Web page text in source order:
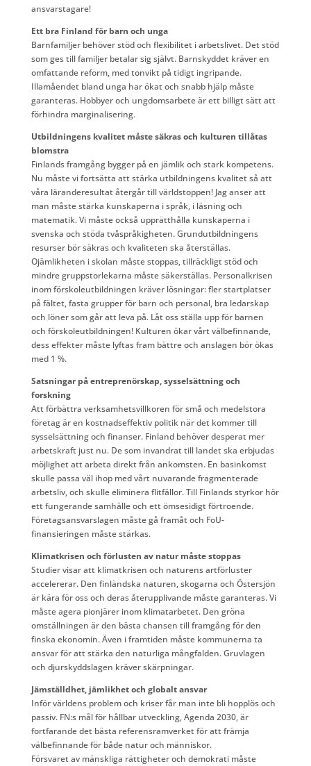
ansvarstagare!
Ett bra Finland för barn och unga
Barnfamiljer behöver stöd och flexibilitet i arbetslivet. Det stöd
som ges till familjer betalar sig självt. Barnskyddet kräver en
omfattande reform, med tonvikt på tidigt ingripande.
Illamåendet bland unga har ökat och snabb hjälp måste
garanteras. Hobbyer och ungdomsarbete är ett billigt sätt att
förhindra marginalisering.
Utbildningens kvalitet måste säkras och kulturen tillåtas
blomstra
Finlands framgång bygger på en jämlik och stark kompetens.
Nu måste vi fortsätta att stärka utbildningens kvalitet så att
våra läranderesultat återgår till världstoppen! Jag anser att
man måste stärka kunskaperna i språk, i läsning och
matematik. Vi måste också upprätthålla kunskaperna i
svenska och stöda tvåspråkigheten. Grundutbildningens
resurser bör säkras och kvaliteten ska återställas.
Ojämlikheten i skolan måste stoppas, tillräckligt stöd och
mindre gruppstorlekarna måste säkerställas. Personalkrisen
inom förskoleutbildningen kräver lösningar: fler startplatser
på fältet, fasta grupper för barn och personal, bra ledarskap
och löner som går att leva på. Låt oss ställa upp för barnen
och förskoleutbildningen! Kulturen ökar vårt välbefinnande,
dess effekter måste lyftas fram bättre och anslagen bör ökas
med 1 %.
Satsningar på entreprenörskap, sysselsättning och
forskning
Att förbättra verksamhetsvillkoren för små och medelstora
företag är en kostnadseffektiv politik när det kommer till
sysselsättning och finanser. Finland behöver desperat mer
arbetskraft just nu. De som invandrat till landet ska erbjudas
möjlighet att arbeta direkt från ankomsten. En basinkomst
skulle passa väl ihop med vårt nuvarande fragmenterade
arbetsliv, och skulle eliminera flitfällor. Till Finlands styrkor hör
ett fungerande samhälle och ett ömsesidigt förtroende.
Företagsansvarslagen måste gå framåt och FoU-
finansieringen måste stärkas.
Klimatkrisen och förlusten av natur måste stoppas
Studier visar att klimatkrisen och naturens artförluster
accelererar. Den finländska naturen, skogarna och Östersjön
är kära för oss och deras återupplivande måste garanteras. Vi
måste agera pionjärer inom klimatarbetet. Den gröna
omställningen är den bästa chansen till framgång för den
finska ekonomin. Även i framtiden måste kommunerna ta
ansvar för att stärka den naturliga mångfalden. Gruvlagen
och djurskyddslagen kräver skärpningar.
Jämställdhet, jämlikhet och globalt ansvar
Inför världens problem och kriser får man inte bli hopplös och
passiv. FN:s mål för hållbar utveckling, Agenda 2030, är
fortfarande det bästa referensramverket för att främja
välbefinnande för både natur och människor.
Försvaret av mänskliga rättigheter och demokrati måste